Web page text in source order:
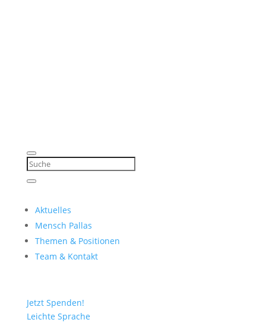
Aktuelles
Mensch Pallas
Themen & Positionen
Team & Kontakt
Jetzt Spenden!
Leichte Sprache